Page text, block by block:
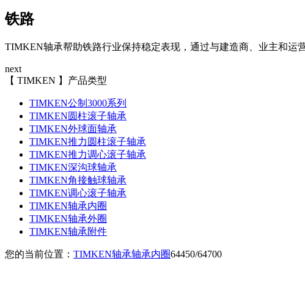
铁路
TIMKEN轴承帮助铁路行业保持稳定表现，通过与建造商、业主和
next
【 TIMKEN 】产品类型
TIMKEN公制3000系列
TIMKEN圆柱滚子轴承
TIMKEN外球面轴承
TIMKEN推力圆柱滚子轴承
TIMKEN推力调心滚子轴承
TIMKEN深沟球轴承
TIMKEN角接触球轴承
TIMKEN调心滚子轴承
TIMKEN轴承内圈
TIMKEN轴承外圈
TIMKEN轴承附件
您的当前位置： TIMKEN轴承轴承内圈64450/64700